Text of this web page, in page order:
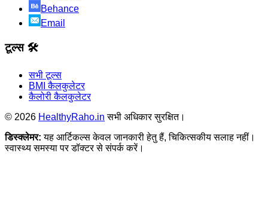
Behance
Email
टूल्स 🛠️
सभी टूल्स
BMI कैलकुलेटर
कैलोरी कैलकुलेटर
© 2026 HealthyRaho.in सभी अधिकार सुरक्षित।
डिस्क्लेमर: यह आर्टिकल्स केवल जानकारी हेतु हैं, चिकित्सकीय सलाह नहीं।
स्वास्थ्य समस्या पर डॉक्टर से संपर्क करें।